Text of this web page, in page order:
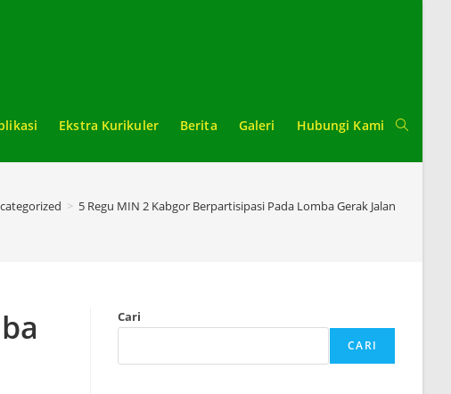
Ekstra Kurikuler Berita Galeri Hubungi Kami Toggle
> 5 Regu MIN 2 Kabgor Berpartisipasi Pada Lomba Gerak Jalan Tingkat
Cari
CARI